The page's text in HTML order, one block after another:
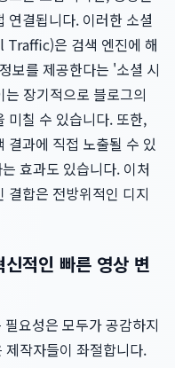
연결됩니다. 이러한 소셜
Traffic)은 검색 엔진에 해
보를 제공한다는 '소셜 시
장기적으로 블로그의
미칠 수 있습니다. 또한,
결과에 직접 노출될 수 있
효과도 있습니다. 이처
결합은 전방위적인 디지
적인 빠른 영상 변
요성은 모두가 공감하지
작자들이 좌절합니다.